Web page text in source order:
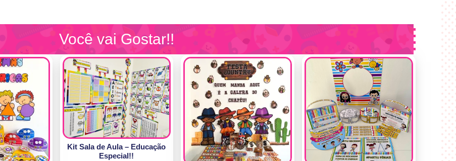
Você vai Gostar!!
Kit Sala de Aula – Educação
Especial!!